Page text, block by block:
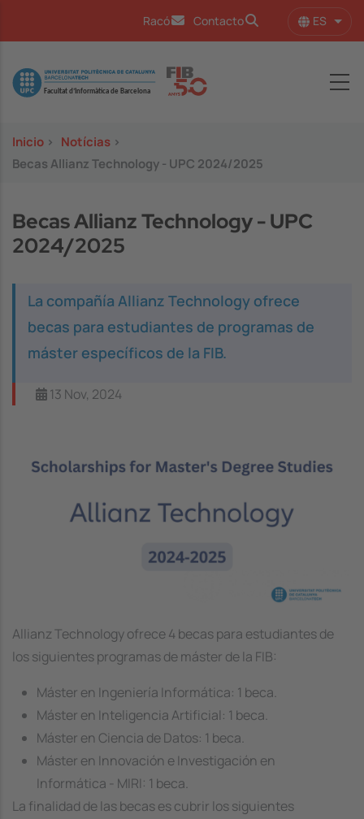
Racó Contacto ES
Image
Inicio > Notícias >
Becas Allianz Technology - UPC 2024/2025
Becas Allianz Technology - UPC
2024/2025
La compañía Allianz Technology ofrece
becas para estudiantes de programas de
máster específicos de la FIB.
13 Nov, 2024
Allianz Technology ofrece 4 becas para estudiantes de
los siguientes programas de máster de la FIB:
Máster en Ingeniería Informática: 1 beca.
Máster en Inteligencia Artificial: 1 beca.
Máster en Ciencia de Datos: 1 beca.
Máster en Innovación e Investigación en
Informática - MIRI: 1 beca.
La finalidad de las becas es cubrir los siguientes